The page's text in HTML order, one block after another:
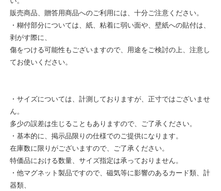
販売商品、贈答用商品へのご利用には、十分ご注意ください。
・糊付部分については、紙、粘着に弱い面や、壁紙への貼付は、
剥がす際に、
傷をつける可能性もございますので、用途をご検討の上、注意し
てお使いください。
・サイズについては、計測しておりますが、正寸ではございませ
ん。
多少の誤差は生じることもありますので、ご了承ください。
・基本的に、掲示品限りの仕様でのご提供になります。
在庫数に限りがございますので、ご了承ください。
特価品における数量、サイズ指定は承っておりません。
・他マグネット製品ですので、磁気等に影響のあるカード類、計
器類、